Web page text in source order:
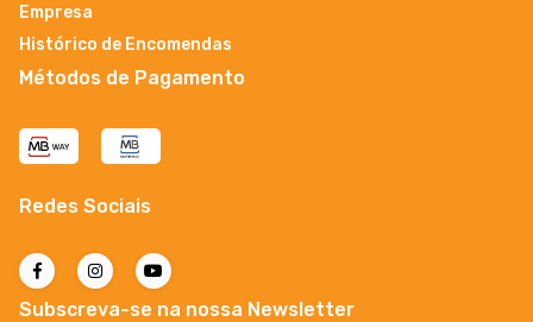
Empresa
Histórico de Encomendas
Métodos de Pagamento
Redes Sociais
Subscreva-se na nossa Newsletter